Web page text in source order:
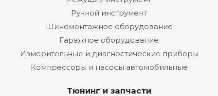
Ручной инструмент
Шиномонтажное оборудование
Гаражное оборудование
Измерительные и диагностические приборы
Компрессоры и насосы автомобильные
Тюнинг и запчасти